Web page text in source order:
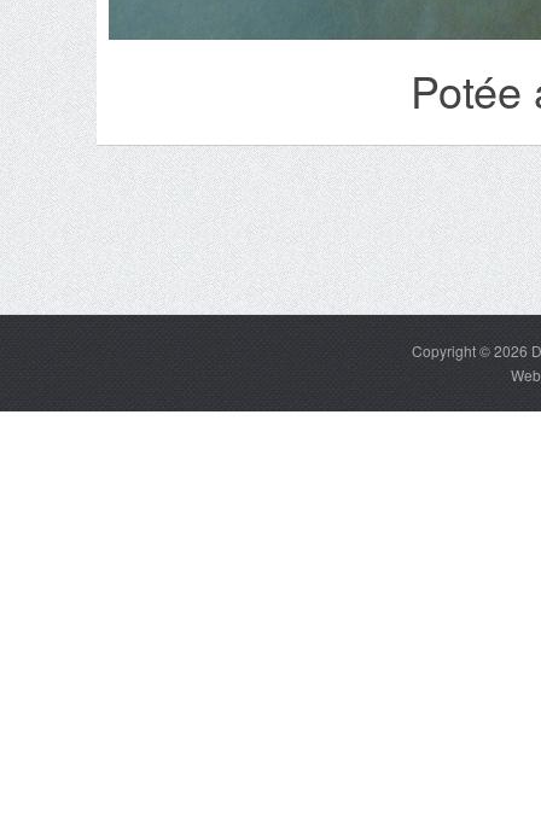
Potée
Copyright © 2026